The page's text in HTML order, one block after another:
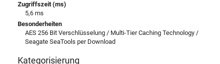
Zugriffszeit (ms)
5,6 ms
Besonderheiten
AES 256 Bit Verschlüsselung / Multi-Tier Caching Technology /
Seagate SeaTools per Download
Kategorisierung